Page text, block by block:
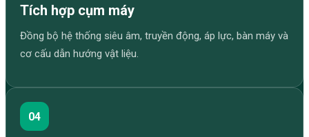
Tích hợp cụm máy
Đồng bộ hệ thống siêu âm, truyền động, áp lực, bàn máy và
cơ cấu dẫn hướng vật liệu.
04